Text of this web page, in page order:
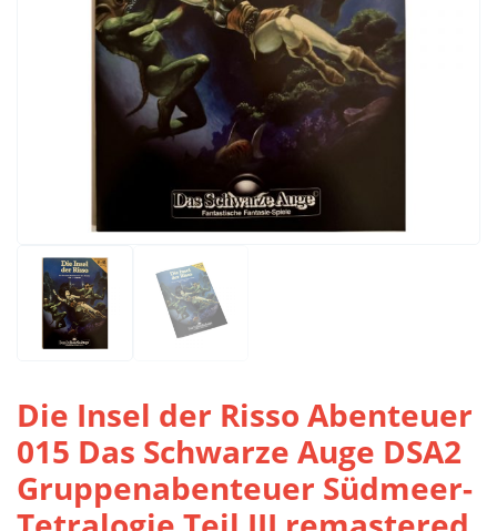
Die Insel der Risso Abenteuer
015 Das Schwarze Auge DSA2
Gruppenabenteuer Südmeer-